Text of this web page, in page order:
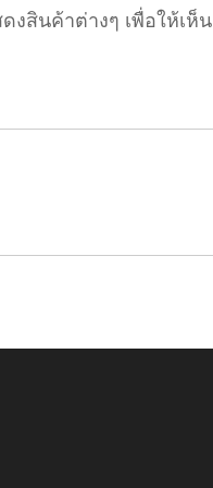
สินค้าต่างๆ เพื่อให้เห็น